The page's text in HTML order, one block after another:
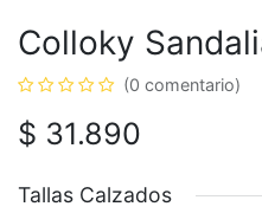
Colloky
(0 comentario)
$ 31.890
Tallas Calzados